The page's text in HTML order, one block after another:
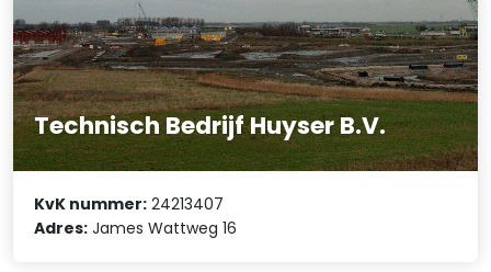
Technisch Bedrijf Huyser B.V.
KvK nummer: 24213407
Adres: James Wattweg 16